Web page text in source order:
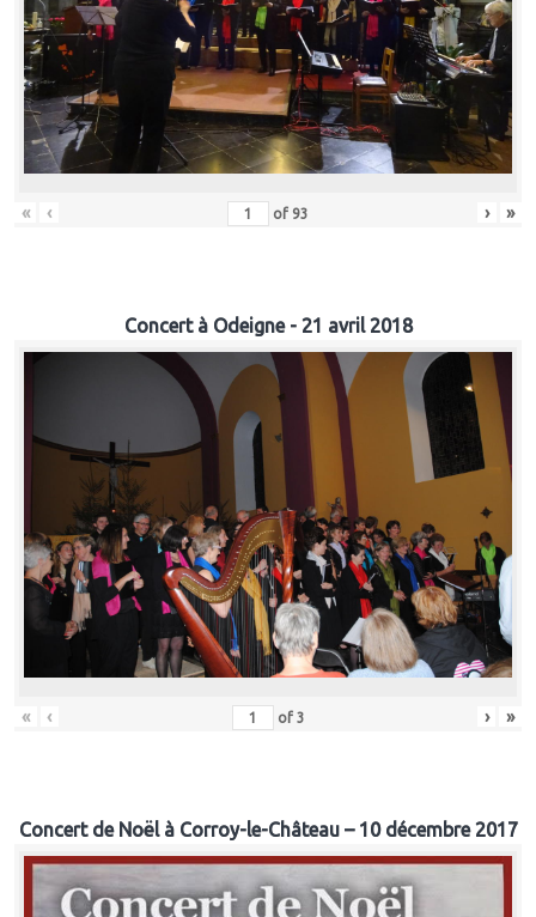
« ‹ of 93 › »
Concert à Odeigne - 21 avril 2018
« ‹ of 3 › »
Concert de Noël à Corroy-le-Château – 10 décembre 2017